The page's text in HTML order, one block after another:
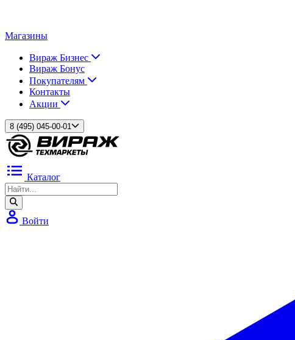
Магазины
Вираж Бизнес
Вираж Бонус
Покупателям
Контакты
Акции
8 (495) 045-00-01
Каталог
Войти